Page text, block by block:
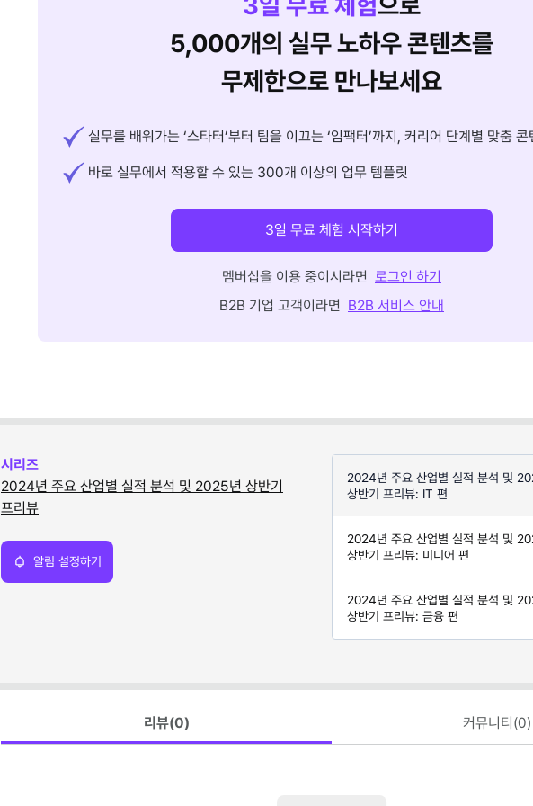
5,000개의 실무 노하우 콘텐츠를
무제한으로 만나보세요
실무를 배워가는 ‘스타터’부터 팀을 이끄는 ‘임팩터’까지, 커리어 단계별 맞춤 콘
바로 실무에서 적용할 수 있는 300개 이상의 업무 템플릿
3일 무료 체험 시작하기
멤버십을 이용 중이시라면 로그인 하기
B2B 기업 고객이라면 B2B 서비스 안내
시리즈
2024년 주요 산업별 실적 분석 및 2025년 상반기
프리뷰
알림 설정하기
2024년 주요 산업별 실적 분석 및
상반기 프리뷰: IT 편
2024년 주요 산업별 실적 분석 및
상반기 프리뷰: 미디어 편
2024년 주요 산업별 실적 분석 및
상반기 프리뷰: 금융 편
리뷰(0) 커뮤니티(0)